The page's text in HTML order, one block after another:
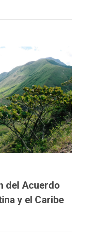
del Acuerdo
y el Caribe